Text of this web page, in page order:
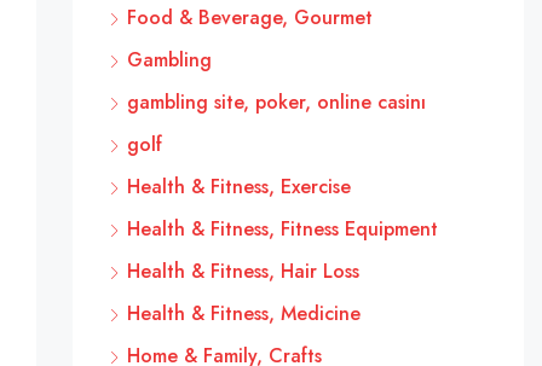
Food & Beverage, Gourmet
Gambling
gambling site, poker, online casinı
golf
Health & Fitness, Exercise
Health & Fitness, Fitness Equipment
Health & Fitness, Hair Loss
Health & Fitness, Medicine
Home & Family, Crafts